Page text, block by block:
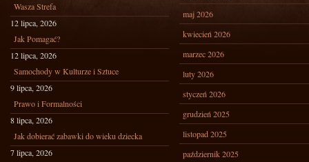
Wasza Strefa
12 lipca, 2026
Jak Pomagać?
12 lipca, 2026
Samochody w Kulturze i Sztuce
9 lipca, 2026
Prawo i Formalności
8 lipca, 2026
Jak dobierać zabawki do wieku dziecka
7 lipca, 2026
maj 2026
kwiecień 2026
marzec 2026
luty 2026
styczeń 2026
grudzień 2025
listopad 2025
październik 2025